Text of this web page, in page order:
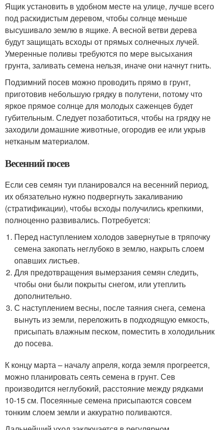
Ящик установить в удобном месте на улице, лучше всего
под раскидистым деревом, чтобы солнце меньше
высушивало землю в ящике. А весной ветви дерева
будут защищать всходы от прямых солнечных лучей.
Умеренные поливы требуются по мере высыхания
грунта, заливать семена нельзя, иначе они начнут гнить.
Подзимний посев можно проводить прямо в грунт,
приготовив небольшую грядку в полутени, потому что
яркое прямое солнце для молодых саженцев будет
губительным. Следует позаботиться, чтобы на грядку не
заходили домашние животные, огородив ее или укрыв
нетканым материалом.
Весенний посев
Если сев семян туи планировался на весенний период,
их обязательно нужно подвергнуть закаливанию
(стратификации), чтобы всходы получились крепкими,
полноценно развивались. Потребуется:
Перед наступлением холодов завернутые в тряпочку
семена закопать неглубоко в землю, накрыть слоем
опавших листьев.
Для предотвращения вымерзания семян следить,
чтобы они были покрыты снегом, или утеплить
дополнительно.
С наступлением весны, после таяния снега, семена
вынуть из земли, переложить в подходящую емкость,
присыпать влажным песком, поместить в холодильник
до посева.
К концу марта – началу апреля, когда земля прогреется,
можно планировать сеять семена в грунт. Сев
производится неглубокий, расстояние между рядками
10-15 см. Посеянные семена присыпаются совсем
тонким слоем земли и аккуратно поливаются.